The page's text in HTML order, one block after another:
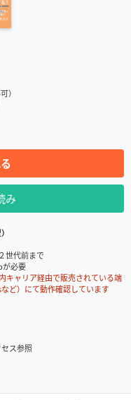
）
み
世代前まで
が必要
ャリア経由で販売されている端
ど）にて動作確認しています
ス参照